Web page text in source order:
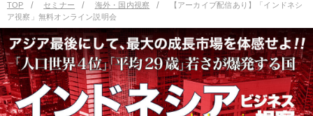
TOP セミナー 海外・国内視察
【アーカイブ配信あり】「インドネシ
ア視察」無料オンライン説明会